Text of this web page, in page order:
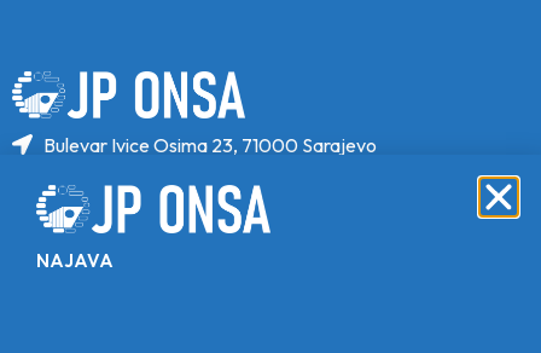
Bulevar Ivice Osima 23, 71000 Sarajevo
+387 33 646 471
info@jponsa.ba
NAJAVA